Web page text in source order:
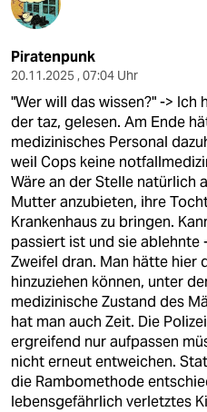
Piratenpunk
20.11.2025 , 07:04 Uhr
"Wer will das wissen?" -> Ich
der taz, gelesen. Am Ende
medizinisches Personal
weil Cops keine
Wäre an der Stelle natürlich
Mutter anzubieten, ihre
Krankenhaus zu bringen.
passiert ist und sie ablehnte
Zweifel dran. Man hätte hier
hinzuziehen können, unter
medizinische Zustand des
hat man auch Zeit. Die
ergreifend nur aufpassen
nicht erneut entweichen.
die Rambomethode
lebensgefährlich verletztes